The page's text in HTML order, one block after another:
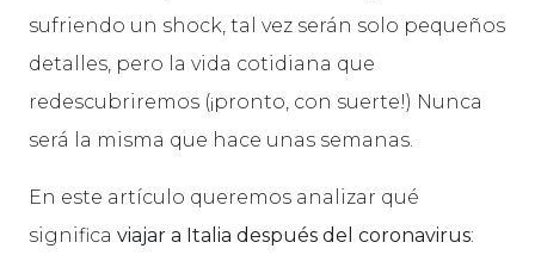
sufriendo un shock, tal vez serán solo pequeños
detalles, pero la vida cotidiana que
redescubriremos (¡pronto, con suerte!) Nunca
será la misma que hace unas semanas.
En este artículo queremos analizar qué
significa viajar a Italia después del coronavirus: